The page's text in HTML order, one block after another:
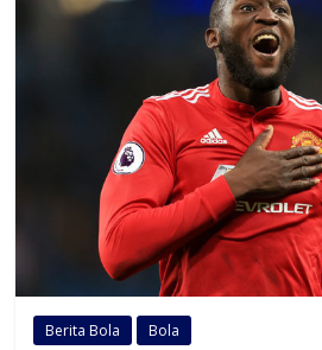
Berita Bola Bola